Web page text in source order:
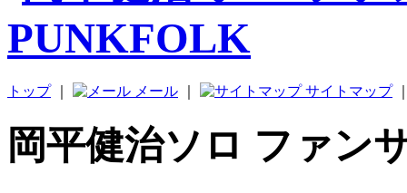
トップ｜ メール サイトマップ
岡平健治ソロ ファン